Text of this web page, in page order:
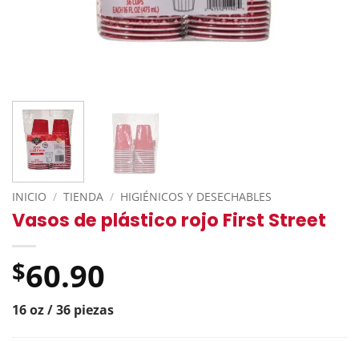
INICIO / TIENDA / HIGIÉNICOS Y DESECHABLES
Vasos de plástico rojo First Street
$60.90
16 oz / 36 piezas